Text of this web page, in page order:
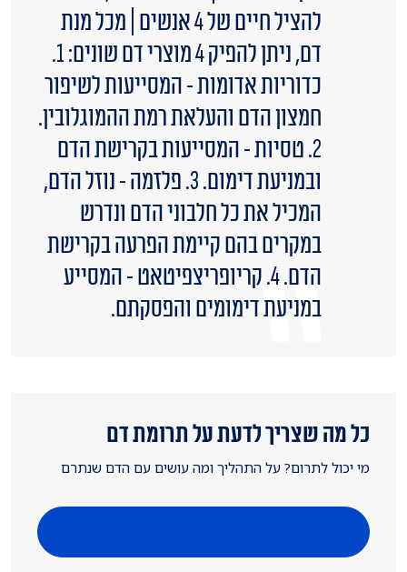
להציל חיים של 4 אנשים | מכל מנת
דם, ניתן להפיק 4 מוצרי דם שונים: 1.
כדוריות אדומות - המסייעות לשיפור
חמצון הדם והעלאת רמת ההמוגלובין.
2. טסיות - המסייעות בקרישת הדם
ובמניעת דימום. 3. פלזמה - נוזל הדם,
המכיל את כל חלבוני הדם ונדרש
במקרים בהם קיימת הפרעה בקרישת
הדם. 4. קריופריצפיטאט - המסייע
במניעת דימומים והפסקתם.
כל מה שצריך לדעת על תרומת דם
מי יכול לתרום? על התהליך ומה עושים עם הדם שנתרם